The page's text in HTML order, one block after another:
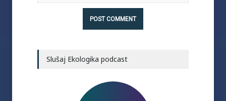
Slušaj Ekologika podcast